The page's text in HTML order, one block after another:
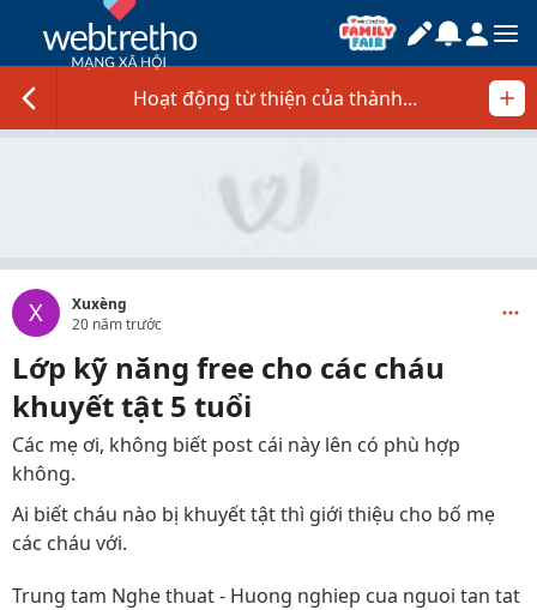
Hoạt động từ thiện của thành...
X
Xuxèng
20 năm trước
Lớp kỹ năng free cho các cháu
khuyết tật 5 tuổi
Các mẹ ơi, không biết post cái này lên có phù hợp
không.
Ai biết cháu nào bị khuyết tật thì giới thiệu cho bố mẹ
các cháu với.
Trung tam Nghe thuat - Huong nghiep cua nguoi tan tat